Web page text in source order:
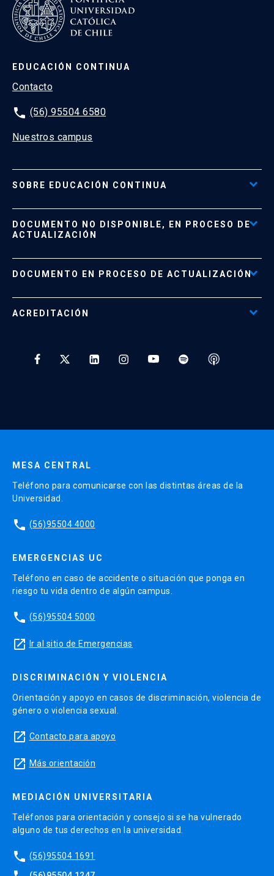
EDUCACIÓN CONTINUA
Contacto
phone (56) 95504 6580
Nuestros campus
SOBRE EDUCACIÓN CONTINUA
Formas de Pago
Políticas de Retiro, Devolución e Información Importante
DOCUMENTO NO DISPONIBLE, EN PROCESO DE
ACTUALIZACIÓN
Documento No Disponible file_download
DOCUMENTO EN PROCESO DE ACTUALIZACIÓN
ACREDITACIÓN
MESA CENTRAL
Teléfono para comunicarse con las distintas áreas de la
Universidad.
phone (56)95504 4000
EMERGENCIAS UC
Teléfono en caso de accidente o situación que ponga en
riesgo tu vida dentro de algún campus.
phone (56)95504 5000
launch Ir al sitio de Emergencias
DISCRIMINACIÓN Y VIOLENCIA
Orientación y apoyo en casos de discriminación, violencia de
género o violencia sexual.
launch Contacto para apoyo
launch Más orientación
MEDIACIÓN UNIVERSITARIA
Teléfonos para orientación y consejo si se ha vulnerado
alguno de tus derechos en la universidad.
phone (56)95504 1691